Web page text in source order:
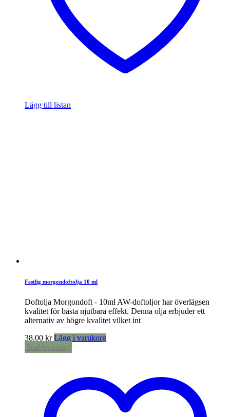
Lägg till listan
Festlig morgondoftolja 10 ml
Doftolja Morgondoft - 10ml AW-doftoljor har överlägsen
kvalitet för bästa njutbara effekt. Denna olja erbjuder ett
alternativ av högre kvalitet vilket int
38,00 kr Lägg i varukorg
Snabbvisning